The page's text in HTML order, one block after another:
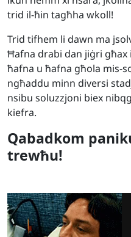
trid il-ħin tagħha wkoll!
Trid tifhem li dawn ma
Ħafna drabi dan jiġri għax
ħafna u ħafna għola mis-
ngħaddu minn diversi
nsibu soluzzjoni biex
kiefra.
Qabadkom
trewħu!